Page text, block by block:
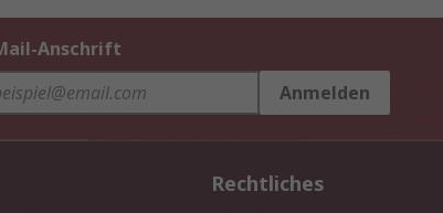
Anschrift
Anmelden
Rechtliches